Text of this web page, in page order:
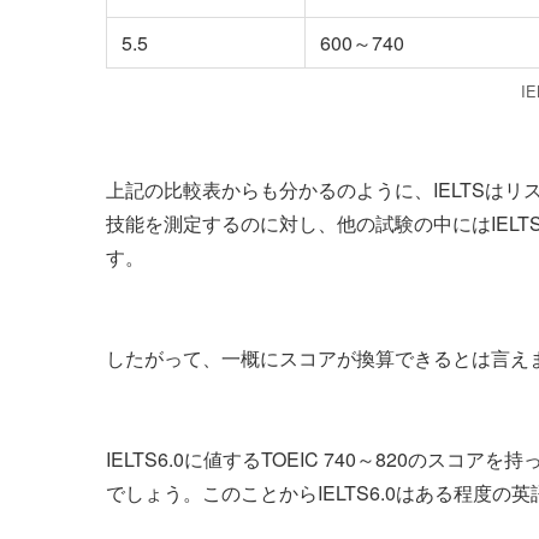
5.5
600～740
上記の比較表からも分かるのように、IELTSは
技能を測定するのに対し、他の試験の中には
す。
したがって、一概にスコアが換算できるとは言
IELTS6.0に値するTOEIC 740～820のスコアを
でしょう。このことからIELTS6.0はある程度の